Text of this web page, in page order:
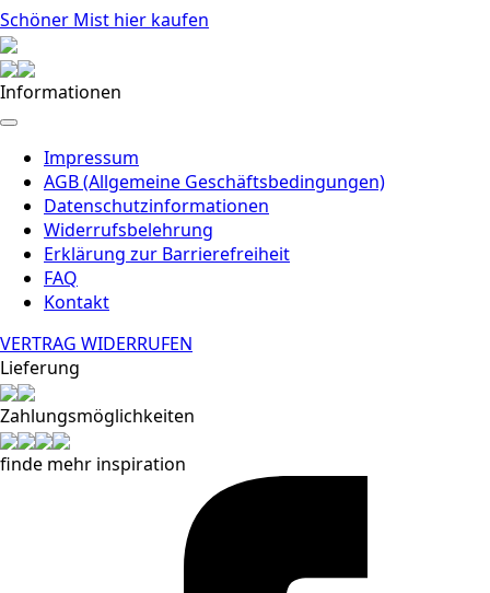
Schöner Mist hier kaufen
Informationen
Impressum
AGB (Allgemeine Geschäftsbedingungen)
Datenschutzinformationen
Widerrufsbelehrung
Erklärung zur Barrierefreiheit
FAQ
Kontakt
VERTRAG WIDERRUFEN
Lieferung
Zahlungsmöglichkeiten
finde mehr inspiration